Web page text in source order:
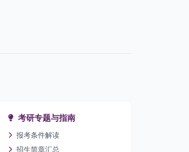
考研专题与指南
报考条件解读
招生简章汇总